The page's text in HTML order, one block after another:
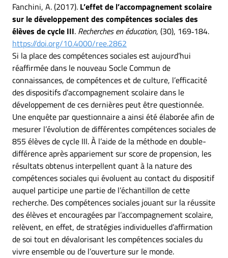
Fanchini, A. (2017). L’effet de l’accompagnement scolaire
sur le développement des compétences sociales des
élèves de cycle III. Recherches en éducation, (30), 169‑184.
https://doi.org/10.4000/ree.2862
Si la place des compétences sociales est aujourd’hui
réaffirmée dans le nouveau Socle Commun de
connaissances, de compétences et de culture, l’efficacité
des dispositifs d’accompagnement scolaire dans le
développement de ces dernières peut être questionnée.
Une enquête par questionnaire a ainsi été élaborée afin de
mesurer l’évolution de différentes compétences sociales de
855 élèves de cycle III. À l’aide de la méthode en double-
différence après appariement sur score de propension, les
résultats obtenus interpellent quant à la nature des
compétences sociales qui évoluent au contact du dispositif
auquel participe une partie de l’échantillon de cette
recherche. Des compétences sociales jouant sur la réussite
des élèves et encouragées par l’accompagnement scolaire,
relèvent, en effet, de stratégies individuelles d’affirmation
de soi tout en dévalorisant les compétences sociales du
vivre ensemble ou de l’ouverture sur le monde.